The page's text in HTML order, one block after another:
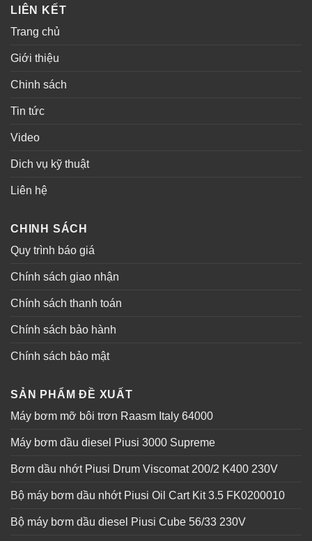
LIÊN KẾT
Trang chủ
Giới thiệu
Chinh sách
Tin tức
Video
Dich vụ kỹ thuật
Liên hệ
CHINH SÁCH
Quy trình báo giá
Chính sách giao nhận
Chính sách thanh toán
Chính sách bảo hành
Chính sách bảo mật
SẢN PHẨM ĐỀ XUẤT
Máy bơm mỡ bôi trơn Raasm Italy 64000
Máy bơm dầu diesel Piusi 3000 Supreme
Bơm dầu nhớt Piusi Drum Viscomat 200/2 K400 230V
Bộ máy bơm dầu nhớt Piusi Oil Cart Kit 3.5 FK0200010
Bộ máy bơm dầu diesel Piusi Cube 56/33 230V